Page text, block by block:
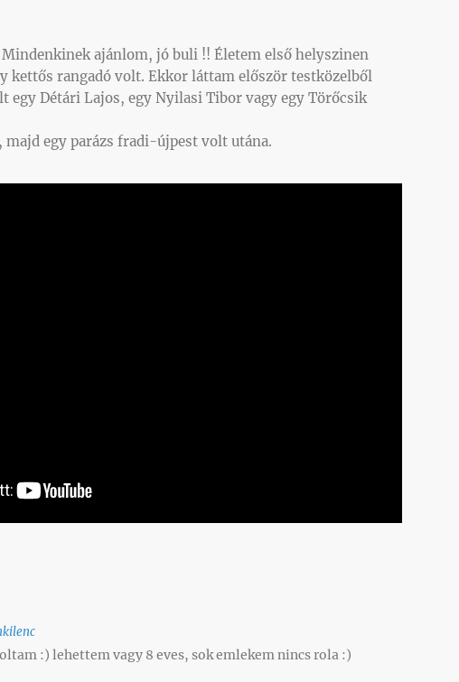
Mindenkinek ajánlom, jó buli !! Életem első helyszinen
kettős rangadó volt. Ekkor láttam először testközelből
egy Détári Lajos, egy Nyilasi Tibor vagy egy Törőcsik
egy parázs fradi-újpest volt utána.
:) lehettem vagy 8 eves, sok emlekem nincs rola :)